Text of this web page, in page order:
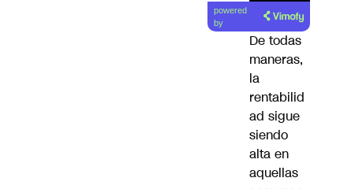
powered
by
De todas
maneras,
la
rentabilid
ad sigue
siendo
alta en
aquellas